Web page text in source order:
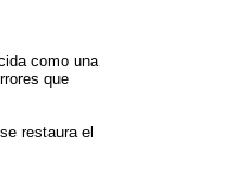
como una
que
restaura el